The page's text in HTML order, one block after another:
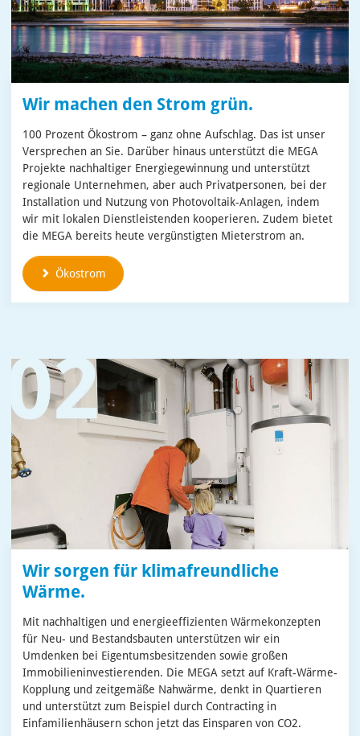
Wir machen den Strom grün.
100 Prozent Ökostrom – ganz ohne Aufschlag. Das ist unser
Versprechen an Sie. Darüber hinaus unterstützt die MEGA
Projekte nachhaltiger Energiegewinnung und unterstützt
regionale Unternehmen, aber auch Privatpersonen, bei der
Installation und Nutzung von Photovoltaik-Anlagen, indem
wir mit lokalen Dienstleistenden kooperieren. Zudem bietet
die MEGA bereits heute vergünstigten Mieterstrom an.
Ökostrom
Wir sorgen für klimafreundliche
Wärme.
Mit nachhaltigen und energieeffizienten Wärmekonzepten
für Neu- und Bestandsbauten unterstützen wir ein
Umdenken bei Eigentumsbesitzenden sowie großen
Immobilieninvestierenden. Die MEGA setzt auf Kraft-Wärme-
Kopplung und zeitgemäße Nahwärme, denkt in Quartieren
und unterstützt zum Beispiel durch Contracting in
Einfamilienhäusern schon jetzt das Einsparen von CO2.